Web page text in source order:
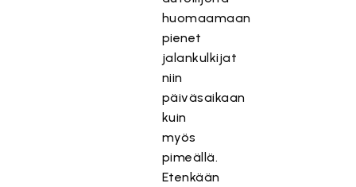
huomaamaan
pienet
jalankulkijat
niin
päiväsaikaan
kuin
myös
pimeällä.
Etenkään